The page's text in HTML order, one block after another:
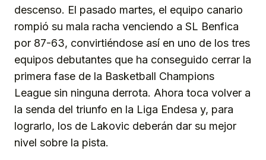
descenso. El pasado martes, el equipo canario
rompió su mala racha venciendo a SL Benfica
por 87-63, convirtiéndose así en uno de los tres
equipos debutantes que ha conseguido cerrar la
primera fase de la Basketball Champions
League sin ninguna derrota. Ahora toca volver a
la senda del triunfo en la Liga Endesa y, para
lograrlo, los de Lakovic deberán dar su mejor
nivel sobre la pista.